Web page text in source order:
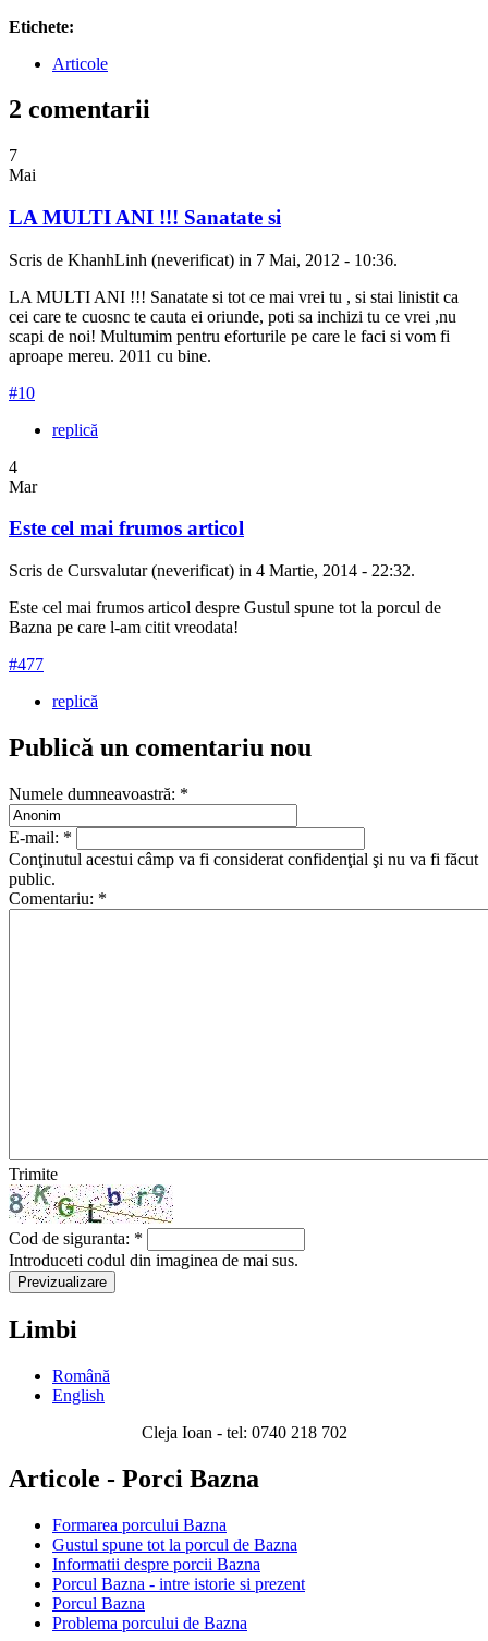
Etichete:
Articole
2 comentarii
7
Mai
LA MULTI ANI !!! Sanatate si
Scris de KhanhLinh (neverificat) in 7 Mai, 2012 - 10:36.
LA MULTI ANI !!! Sanatate si tot ce mai vrei tu , si stai linistit ca
cei care te cuosnc te cauta ei oriunde, poti sa inchizi tu ce vrei ,nu
scapi de noi! Multumim pentru eforturile pe care le faci si vom fi
aproape mereu. 2011 cu bine.
#10
replică
4
Mar
Este cel mai frumos articol
Scris de Cursvalutar (neverificat) in 4 Martie, 2014 - 22:32.
Este cel mai frumos articol despre Gustul spune tot la porcul de
Bazna pe care l-am citit vreodata!
#477
replică
Publică un comentariu nou
Numele dumneavoastră: *
E-mail: *
Conţinutul acestui câmp va fi considerat confidenţial şi nu va fi făcut
public.
Comentariu: *
Trimite
Cod de siguranta: *
Introduceti codul din imaginea de mai sus.
Limbi
Română
English
Cleja Ioan - tel: 0740 218 702
Articole - Porci Bazna
Formarea porcului Bazna
Gustul spune tot la porcul de Bazna
Informatii despre porcii Bazna
Porcul Bazna - intre istorie si prezent
Porcul Bazna
Problema porcului de Bazna